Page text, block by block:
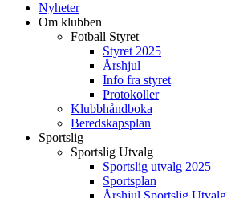
Nyheter
Om klubben
Fotball Styret
Styret 2025
Årshjul
Info fra styret
Protokoller
Klubbhåndboka
Beredskapsplan
Sportslig
Sportslig Utvalg
Sportslig utvalg 2025
Sportsplan